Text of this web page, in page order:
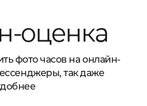
оценка
фото часов на онлайн-
так даже